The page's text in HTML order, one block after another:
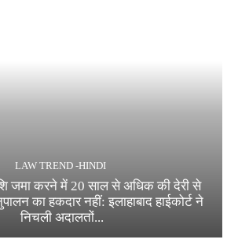
LAW TREND -HINDI
जमा करने में 20 साल से अधिक की देरी से
का हकदार नहीं: इलाहाबाद हाईकोर्ट ने
निचली अदालतों...